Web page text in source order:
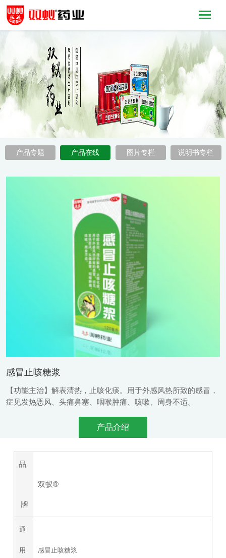
产品专题 产品在线 图片专栏 说明书专栏
感冒止咳糖浆
【功能主治】解表清热，止咳化痰。用于外感风热所致的感冒，
症见发热恶风、头痛鼻塞、咽喉肿痛、咳嗽、周身不适。
产品介绍
品
牌
双蚁®
通
用 感冒止咳糖浆